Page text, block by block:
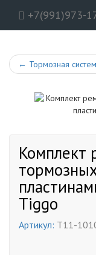
+7(991)973-
← Тормозная
Комплект
Tiggo
Артикул: T11-